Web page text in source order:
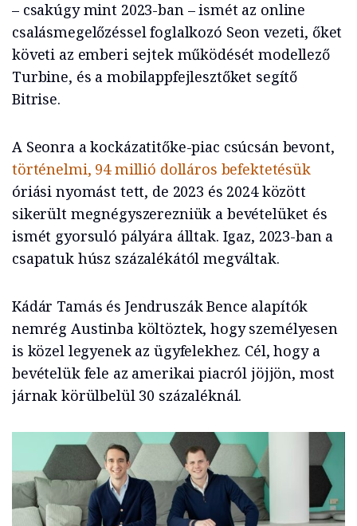
– csakúgy mint 2023-ban – ismét az online
csalásmegelőzéssel foglalkozó Seon vezeti, őket
követi az emberi sejtek működését modellező
Turbine, és a mobilappfejlesztőket segítő
Bitrise.
A Seonra a kockázatitőke-piac csúcsán bevont,
történelmi, 94 millió dolláros befektetésük
óriási nyomást tett, de 2023 és 2024 között
sikerült megnégyszerezniük a bevételüket és
ismét gyorsuló pályára álltak. Igaz, 2023-ban a
csapatuk húsz százalékától megváltak.
Kádár Tamás és Jendruszák Bence alapítók
nemrég Austinba költöztek, hogy személyesen
is közel legyenek az ügyfelekhez. Cél, hogy a
bevételük fele az amerikai piacról jöjjön, most
járnak körülbelül 30 százaléknál.